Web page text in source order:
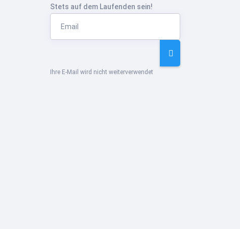
Stets auf dem Laufenden sein!
Ihre E-Mail wird nicht weiterverwendet